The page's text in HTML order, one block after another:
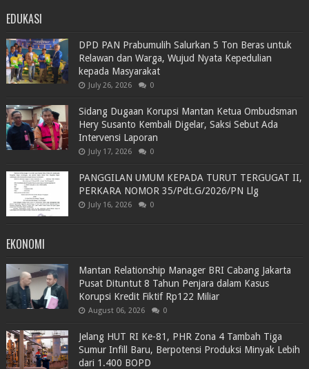
EDUKASI
DPD PAN Prabumulih Salurkan 5 Ton Beras untuk
Relawan dan Warga, Wujud Nyata Kepedulian
kepada Masyarakat
July 26, 2026 0
Sidang Dugaan Korupsi Mantan Ketua Ombudsman
Hery Susanto Kembali Digelar, Saksi Sebut Ada
Intervensi Laporan
July 17, 2026 0
PANGGILAN UMUM KEPADA TURUT TERGUGAT II,
PERKARA NOMOR 35/Pdt.G/2026/PN Llg
July 16, 2026 0
EKONOMI
Mantan Relationship Manager BRI Cabang Jakarta
Pusat Dituntut 8 Tahun Penjara dalam Kasus
Korupsi Kredit Fiktif Rp122 Miliar
August 06, 2026 0
Jelang HUT RI Ke-81, PHR Zona 4 Tambah Tiga
Sumur Infill Baru, Berpotensi Produksi Minyak Lebih
dari 1.400 BOPD